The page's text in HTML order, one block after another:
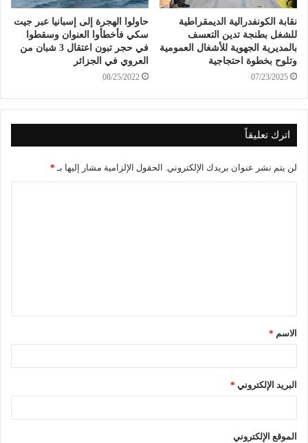
نقابة الكونفدرالية الديمقراطية
للشغل بطنجة تدين التعسف
بالمديرية الجهوية للأشغال العمومية
وتلوح بخطوة احتجاجية
07/23/2025
حاولوا الهجرة إلى إسبانيا عبر جيت
سكي فأخطأوا العنوان وسقطوا
في حجر تبون اعتقال 3 شبان من
العروي في الجزائر
08/25/2022
اترك تعليقاً
لن يتم نشر عنوان بريدك الإلكتروني. الحقول الإلزامية مشار إليها بـ *
الاسم *
البريد الإلكتروني *
الموقع الإلكتروني